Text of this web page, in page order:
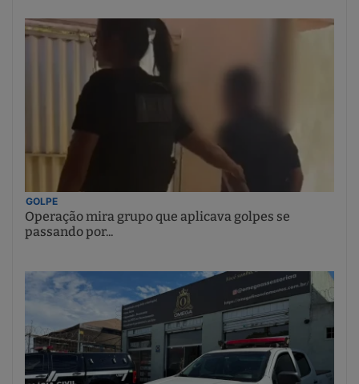
GOLPE
Operação mira grupo que aplicava golpes se
passando por...